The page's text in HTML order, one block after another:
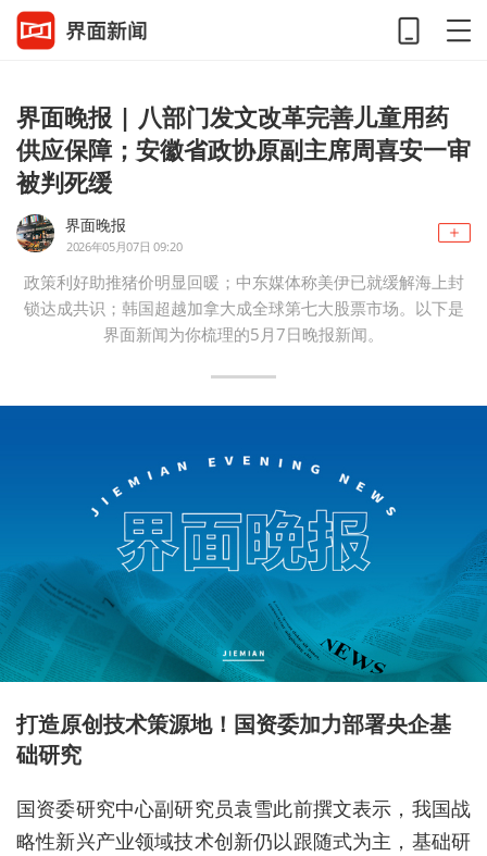
界面晚报 | 八部门发文改革完善儿童用药
供应保障；安徽省政协原副主席周喜安一审
被判死缓
界面晚报
2026年05月07日 09:20
政策利好助推猪价明显回暖；中东媒体称美伊已就缓解海上封
锁达成共识；韩国超越加拿大成全球第七大股票市场。以下是
界面新闻为你梳理的5月7日晚报新闻。
打造原创技术策源地！国资委加力部署央企基
础研究
国资委研究中心副研究员袁雪此前撰文表示，我国战
略性新兴产业领域技术创新仍以跟随式为主，基础研